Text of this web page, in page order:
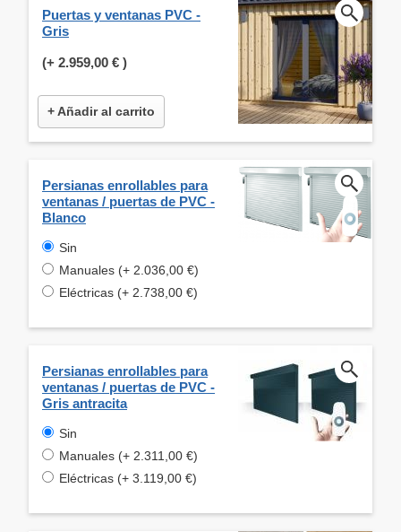
Puertas y ventanas PVC -
Gris
(+ 2.959,00 € )
+ Añadir al carrito
Persianas enrollables para
ventanas / puertas de PVC -
Blanco
Sin
Manuales (+ 2.036,00 €)
Eléctricas (+ 2.738,00 €)
Persianas enrollables para
ventanas / puertas de PVC -
Gris antracita
Sin
Manuales (+ 2.311,00 €)
Eléctricas (+ 3.119,00 €)